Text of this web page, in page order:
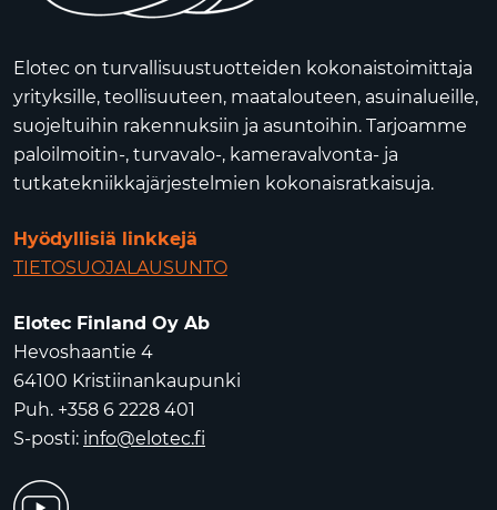
Elotec on turvallisuustuotteiden kokonaistoimittaja
yrityksille, teollisuuteen, maatalouteen, asuinalueille,
suojeltuihin rakennuksiin ja asuntoihin. Tarjoamme
paloilmoitin-, turvavalo-, kameravalvonta- ja
tutkatekniikkajärjestelmien kokonaisratkaisuja.
Hyödyllisiä linkkejä
TIETOSUOJALAUSUNTO
Elotec Finland Oy Ab
Hevoshaantie 4
64100 Kristiinankaupunki
Puh. +358 6 2228 401
S-posti: info@elotec.fi